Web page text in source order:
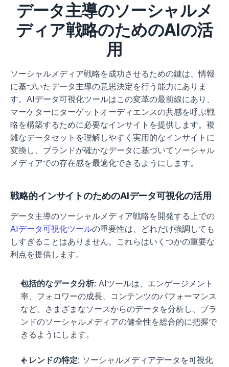
データ主導のソーシャルメ
ディア戦略のためのAIの活
用
ソーシャルメディア戦略を成功させるための鍵は、情報
に基づいたデータ主導の意思決定を行う能力にありま
す。AIデータ可視化ツールはこの変革の最前線にあり、
マーケターにターゲットオーディエンスの共感を呼ぶ戦
略を構築するために必要なインサイトを提供します。複
雑なデータセットを理解しやすく実用的なインサイトに
変換し、ブランドが確かなデータに基づいてソーシャル
メディアでの存在感を最適化できるようにします。
戦略的インサイトのためのAIデータ可視化の活用
データ主導のソーシャルメディア戦略を開発する上での
AIデータ可視化ツールの重要性は、どれだけ強調しても
しすぎることはありません。これらはいくつかの重要な
利点を提供します。
包括的なデータ分析: AIツールは、エンゲージメント
率、フォロワーの成長、コンテンツのパフォーマンス
など、さまざまなソースからのデータを分析し、ブラ
ンドのソーシャルメディアの健全性を総合的に把握で
きるようにします。
トレンドの特定: ソーシャルメディアデータを可視化